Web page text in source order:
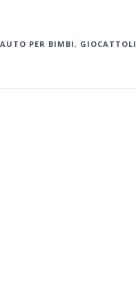
AUTO PER BIMBI, GIOCATTOLI